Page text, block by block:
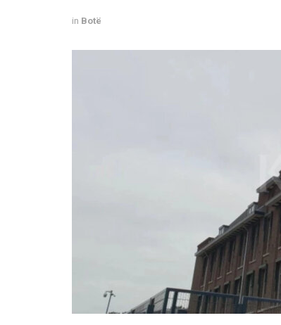
in Botë